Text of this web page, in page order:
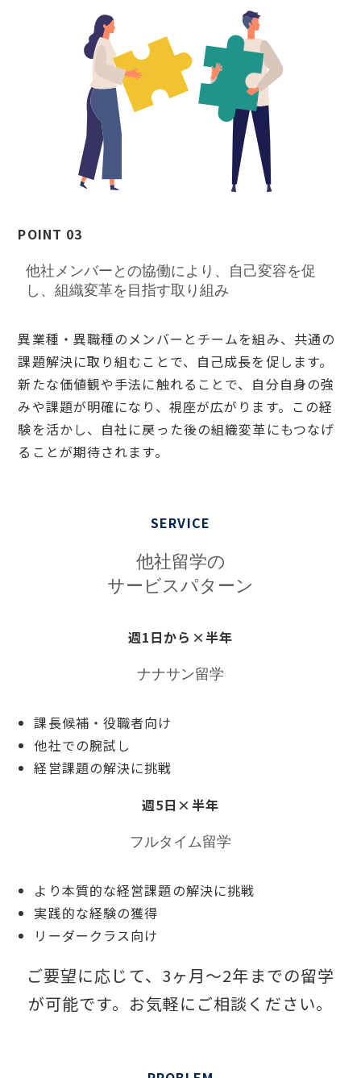
POINT 03
他社メンバーとの協働により、自己変容を促
し、組織変革を目指す取り組み
異業種・異職種のメンバーとチームを組み、共通の
課題解決に取り組むことで、自己成長を促します。
新たな価値観や手法に触れることで、自分自身の強
みや課題が明確になり、視座が広がります。この経
験を活かし、自社に戻った後の組織変革にもつなげ
ることが期待されます。
SERVICE
他社留学の
サービスパターン
週1日から×半年
ナナサン留学
課長候補・役職者向け
他社での腕試し
経営課題の解決に挑戦
週5日×半年
フルタイム留学
より本質的な経営課題の解決に挑戦
実践的な経験の獲得
リーダークラス向け
ご要望に応じて、3ヶ月〜2年までの留学
が可能です。お気軽にご相談ください。